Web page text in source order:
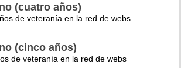
(cuatro años)
de veteranía en la red de webs
(cinco años)
de veteranía en la red de webs